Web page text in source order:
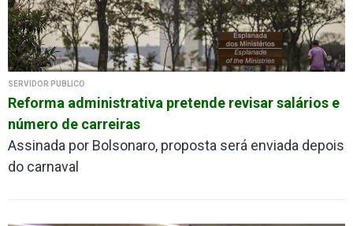
SERVIDOR PÚBLICO
Reforma administrativa pretende revisar salários e
número de carreiras
Assinada por Bolsonaro, proposta será enviada depois
do carnaval